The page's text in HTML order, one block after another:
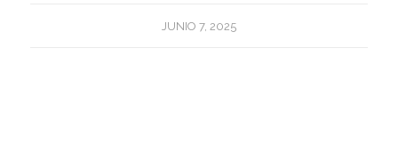
JUNIO 7, 2025